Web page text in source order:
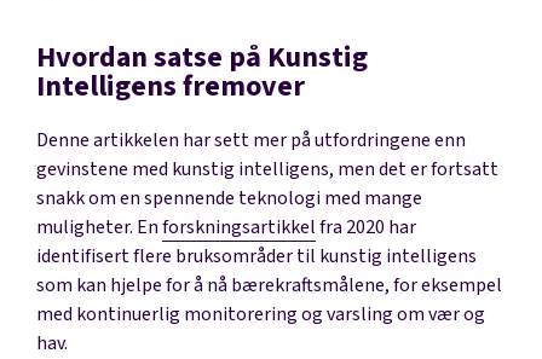
Hvordan satse på Kunstig
Intelligens fremover
Denne artikkelen har sett mer på utfordringene enn
gevinstene med kunstig intelligens, men det er fortsatt
snakk om en spennende teknologi med mange
muligheter. Enforskningsartikkelfra 2020 har
identifisert flere bruksområder til kunstig intelligens
som kan hjelpe for å nå bærekraftsmålene, for eksempel
med kontinuerlig monitorering og varsling om vær og
hav.